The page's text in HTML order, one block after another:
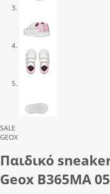
Previous
Next
SALE
GEOX
Παιδικό
Geox Β365ΜΑ